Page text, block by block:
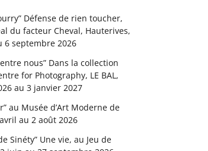
Défense de rien toucher,
du facteur Cheval, Hauterives,
6 septembre 2026
entre nous” Dans la collection
for Photography, LE BAL,
au 3 janvier 2027
au Musée d’Art Moderne de
au 2 août 2026
Sinéty” Une vie, au Jeu de